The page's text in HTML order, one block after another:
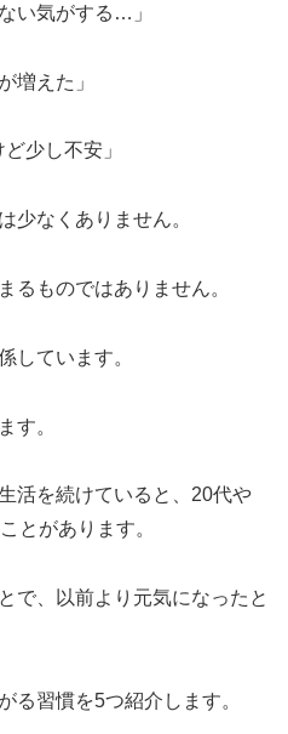
い気がする…」
増えた」
少し不安」
少なくありません。
るものではありません。
しています。
す。
活を続けていると、20代や
とがあります。
で、以前より元気になったと
る習慣を5つ紹介します。